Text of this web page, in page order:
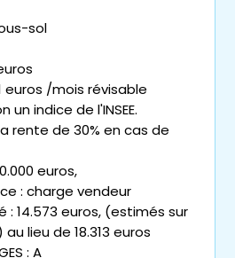
sol
euros /mois révisable
indice de l'INSEE.
rente de 30% en cas de
euros,
: charge vendeur
: 14.573 euros, (estimés sur
lieu de 18.313 euros
: A